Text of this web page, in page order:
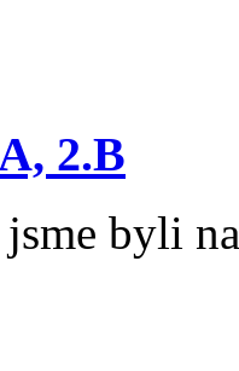
2.B
byli